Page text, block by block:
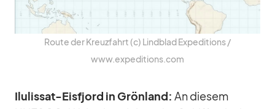
Route der Kreuz­fahrt (c) Lind­blad Ex­pe­di­ti­ons /​
www.expeditions.com
Ilulis­sat-Eis­fjord in Grön­land: An die­sem